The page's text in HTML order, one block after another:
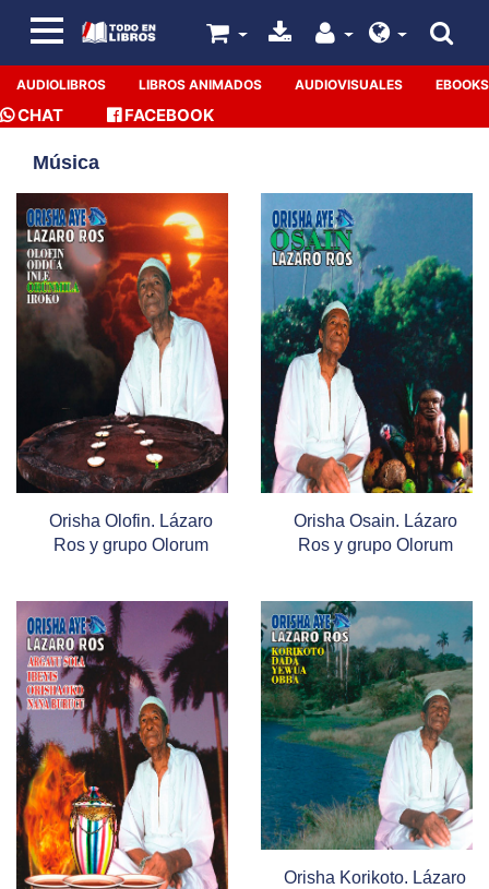
AUDIOLIBROS LIBROS ANIMADOS AUDIOVISUALES EBOOKS
CHAT FACEBOOK
Música
Orisha Olofin. Lázaro
Ros y grupo Olorum
Orisha Osain. Lázaro
Ros y grupo Olorum
Orisha Korikoto. Lázaro